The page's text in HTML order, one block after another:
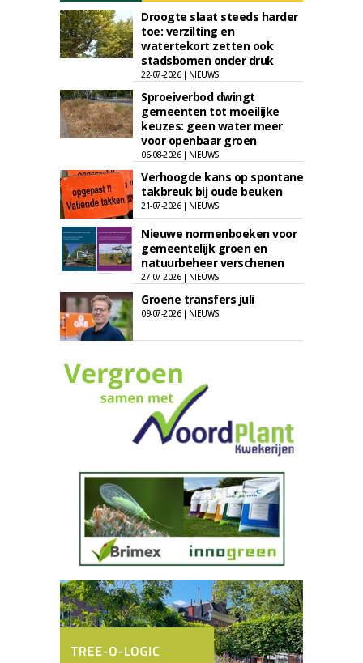
Droogte slaat steeds harder
toe: verzilting en
watertekort zetten ook
stadsbomen onder druk
22-07-2026 | NIEUWS
Sproeiverbod dwingt
gemeenten tot moeilijke
keuzes: geen water meer
voor openbaar groen
06-08-2026 | NIEUWS
Verhoogde kans op spontane
takbreuk bij oude beuken
21-07-2026 | NIEUWS
Nieuwe normenboeken voor
gemeentelijk groen en
natuurbeheer verschenen
27-07-2026 | NIEUWS
Groene transfers juli
09-07-2026 | NIEUWS